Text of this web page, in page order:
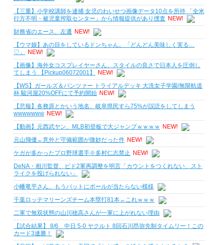
【三重】小学校講師を逮捕 女児のわいせつ画像データ10点を所持 「全米
行方不明・被児童搾取センター」から情報提供があり捜査 NEW!
財務省のエース、左遷 NEW!
【ウマ娘】あの目をしているドンちゃん。「どんどん美味しく実る…
♡」
NEW!
【画像】海外女コスプレイヤーさん、スタイルの良さで日本人を圧倒し
てしまう 【Pickup06072001】
NEW!
【WS】ガールズ＆パンツァー トライアルデッキ 大洗女子学園/無限軌道
杯 駿河屋20%OFFにて予約開始 NEW!
【悲報】各務原とかいう地名、岐阜県民すら75%が誤読をしてしまう
wwwwwww NEW!
【動画】元西武ヤン、MLB初登板で大ジャンプｗｗｗｗ
NEW!
元山飛優←意外と守備範囲が微妙だった件 NEW!
ケガが多かったプロ野球選手※多村仁志禁止 NEW!
DeNA・相川監督、ビド2軍再調整を明言「カウントをつくれない、スト
ライクを投げられない」
小幡竜平さん、もうバットにボールが当たらない模様
千葉ロッテマリーンズチーム本塁打81本←これｗｗｗ
二軍で無双状態の山川穂高さんが一軍に上がれない理由
【試合結果】 8/6 中日 5-0 ヤクルト 8回石川昂弥先制タイムリー！この
カード3連勝！